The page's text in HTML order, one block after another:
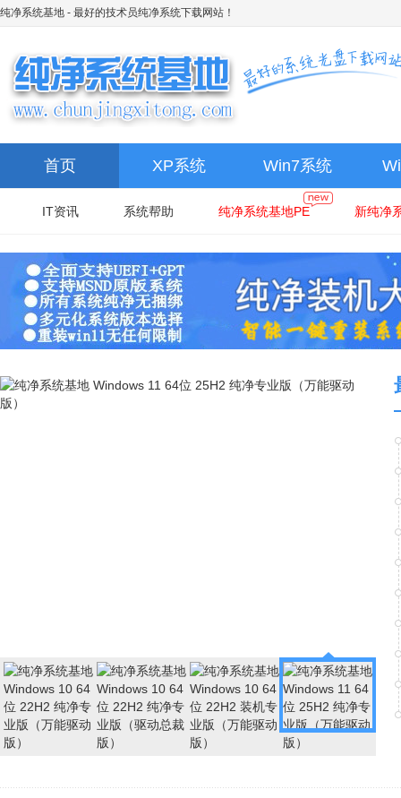
纯净系统基地 - 最好的技术员纯净系统下载网站！
首页 XP系统 Win7系统
IT资讯 系统帮助 纯净系统基地PE 新纯净